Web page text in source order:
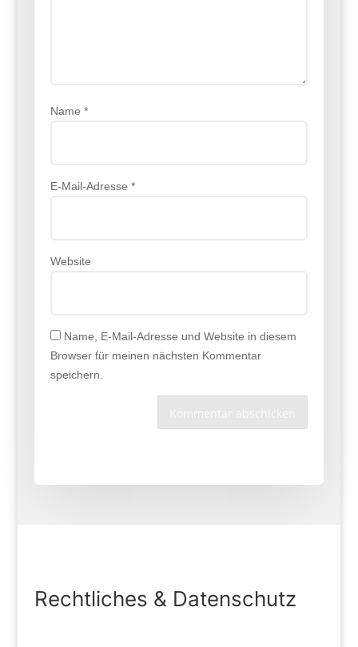
Name *
E-Mail-Adresse *
Website
Name, E-Mail-Adresse und Website in diesem
Browser für meinen nächsten Kommentar
speichern.
Kommentar abschicken
Rechtliches & Datenschutz